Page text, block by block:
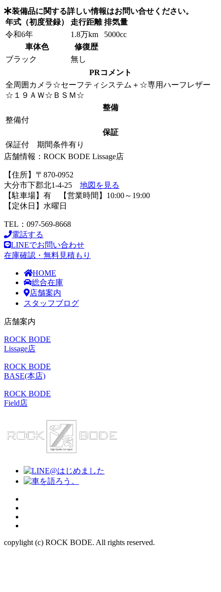
装備品に関する詳しい情報はお問い合せください。
年式（初度登録） 走行距離 排気量
令和6年
1.8万km
5000cc
車体色
修復歴
ブラック
無し
PRコメント
全周囲カメラ☆セーフティシステム＋☆専用ハーフレザー
☆１９ＡＷ☆ＢＳＭ☆
整備
整備付
保証
保証付 期間条件有り
店舗情報：ROCK BODE Lissage店
【住所】〒870-0952
大分市下郡北1-4-25 地図を見る
【駐車場】有 【営業時間】10:00～19:00
【定休日】水曜日
TEL：097-569-8668
電話する
LINEでお問い合わせ
在庫確認・無料見積もり
HOME
総合在庫
店舗案内
スタッフブログ
店舗案内
ROCK BODE
Lissage店
ROCK BODE
BASE(本店)
ROCK BODE
Field店
copylight (c) ROCK BODE. All rights reserved.